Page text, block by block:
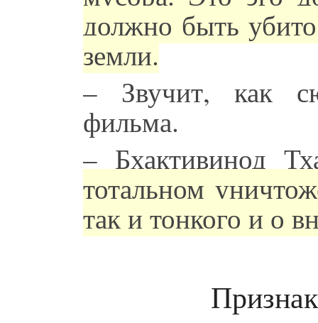
должно быть
земли.
– Звучит, как
фильма.
– Бхактивинод
тотальном
так и тонкого и о